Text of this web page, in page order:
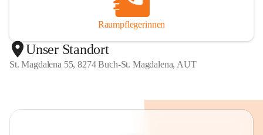
Raumpflegerinnen
Unser Standort
St. Magdalena 55, 8274 Buch-St. Magdalena, AUT